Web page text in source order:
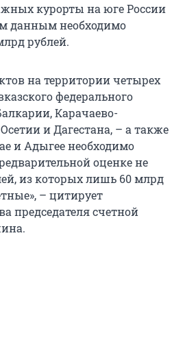
курорты на юге России
данным необходимо
рублей.
на территории четырех
федерального
Карачаево-
и Дагестана, – а также
и Адыгее необходимо
оценке не
из которых лишь 60 млрд
– цитирует
председателя счетной